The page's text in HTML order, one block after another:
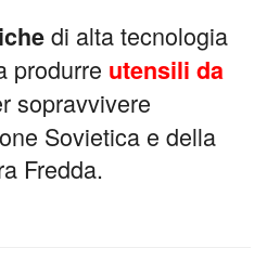
di alta tecnologia
produrre utensili da
sopravvivere
Sovietica e della
Fredda.